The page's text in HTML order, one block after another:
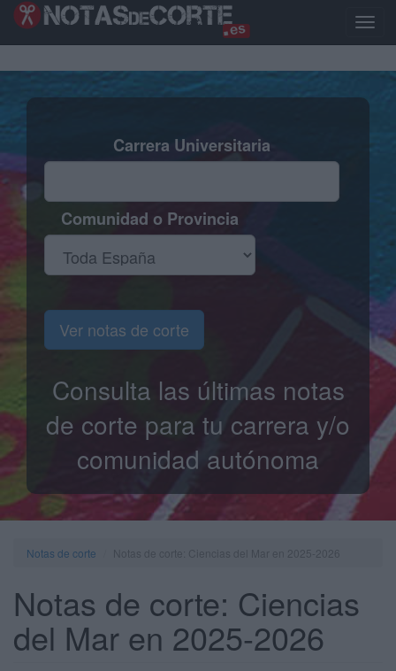
Pasar
Toggle
Carrera Universitaria
Comunidad o Provincia
Ver notas de corte
Consulta las últimas notas
de corte para tu carrera y/o
comunidad autónoma
Notas de corte
Notas de corte: Ciencias
del Mar en 2025-2026